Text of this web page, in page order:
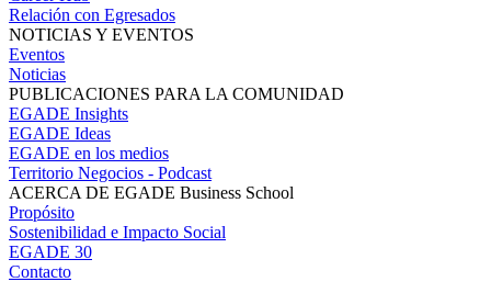
Relación con Egresados
NOTICIAS Y EVENTOS
Eventos
Noticias
PUBLICACIONES PARA LA COMUNIDAD
EGADE Insights
EGADE Ideas
EGADE en los medios
Territorio Negocios - Podcast
ACERCA DE EGADE Business School
Propósito
Sostenibilidad e Impacto Social
EGADE 30
Contacto